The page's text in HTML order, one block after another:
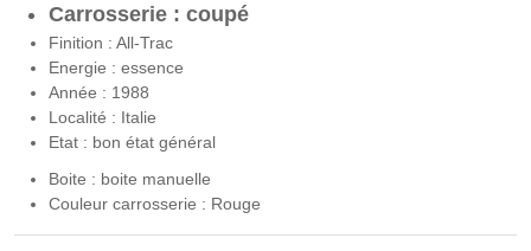
Carrosserie : coupé
Finition : All-Trac
Energie : essence
Année : 1988
Localité : Italie
Etat : bon état général
Boite : boite manuelle
Couleur carrosserie : Rouge